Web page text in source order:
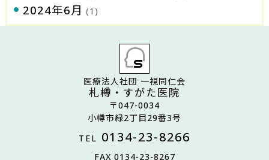
2024年6月 (1)
医療法人社団 一視同仁会
札樽・すがた医院
〒047-0034
小樽市緑2丁目29番3号
TEL 0134-23-8266
FAX 0134-23-8267